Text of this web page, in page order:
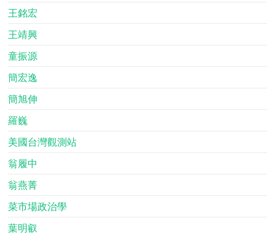
王銘宏
王靖興
童振源
簡宏逸
簡旭伸
羅巍
美國台灣觀測站
翁履中
翁燕菁
菜市場政治學
葉明叡